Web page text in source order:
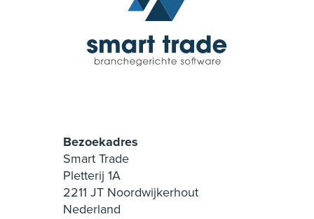
Bezoekadres
Smart Trade
Pletterij 1A
2211 JT Noordwijkerhout
Nederland